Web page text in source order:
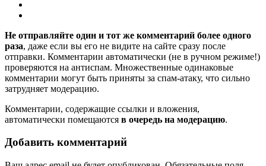
Не отправляйте один и тот же комментарий более одного
раза, даже если вы его не видите на сайте сразу после
отправки. Комментарии автоматически (не в ручном режиме!)
проверяются на антиспам. Множественные одинаковые
комментарии могут быть приняты за спам-атаку, что сильно
затрудняет модерацию.
Комментарии, содержащие ссылки и вложения,
автоматически помещаются в очередь на модерацию.
Добавить комментарий